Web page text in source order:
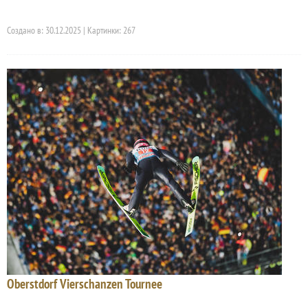
Создано в: 30.12.2025 | Картинки: 267
Oberstdorf Vierschanzen Tournee